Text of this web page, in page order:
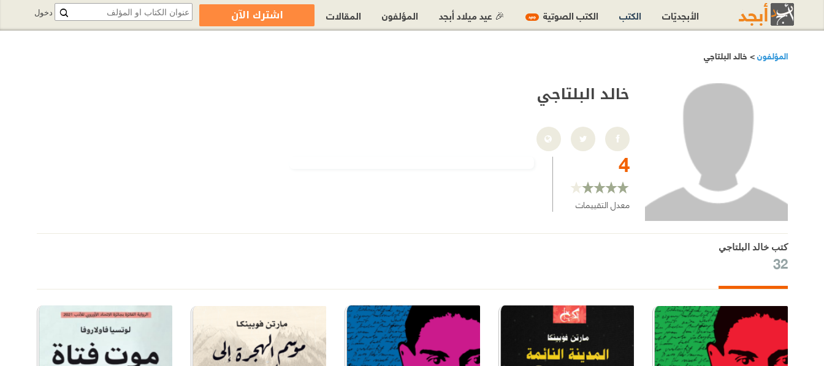
المؤلفون> خالد البلتاجي
خالد البلتاجي
4
معدل التقييمات
كتب خالد البلتاجي
32
دخول الأبجديّات الكتب الكتب الصوتية جديد 🎉 عيد ميلاد أبجد المؤلفون المقالات اشترك الآن